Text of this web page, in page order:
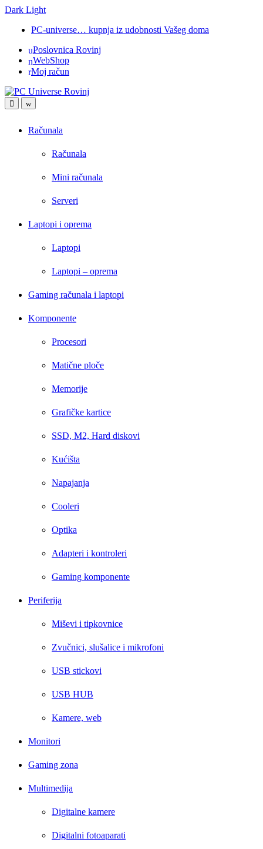
Dark Light
navigation
content
PC-universe… kupnja iz udobnosti Vašeg doma
Poslovnica Rovinj
WebShop
Moj račun
OpenClose
Računala
Računala
Mini računala
Serveri
Laptopi i oprema
Laptopi
Laptopi – oprema
Gaming računala i laptopi
Komponente
Procesori
Matične ploče
Memorije
Grafičke kartice
SSD, M2, Hard diskovi
Kućišta
Napajanja
Cooleri
Optika
Adapteri i kontroleri
Gaming komponente
Periferija
Miševi i tipkovnice
Zvučnici, slušalice i mikrofoni
USB stickovi
USB HUB
Kamere, web
Monitori
Gaming zona
Multimedija
Digitalne kamere
Digitalni fotoaparati